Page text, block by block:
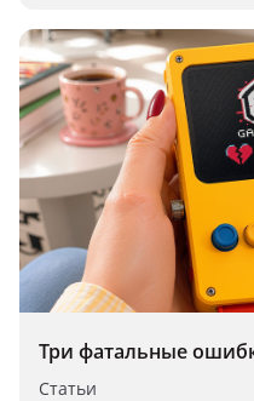
Три фатальные
Статьи